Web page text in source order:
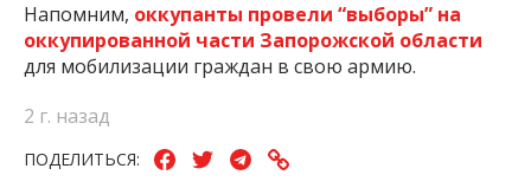
Напомним, оккупанты провели “выборы” на
оккупированной части Запорожской области
для мобилизации граждан в свою армию.
2 г. назад
ПОДЕЛИТЬСЯ: